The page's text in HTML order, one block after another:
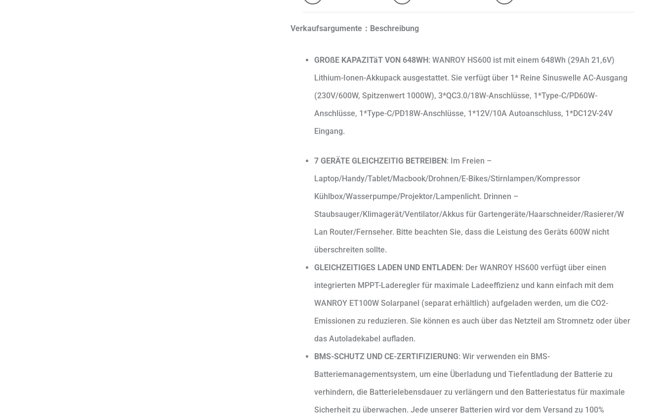
Verkaufsargumente：Beschreibung
GROßE KAPAZITäT VON 648WH: WANROY HS600 ist mit einem 648Wh (29Ah 21,6V)
Lithium-Ionen-Akkupack ausgestattet. Sie verfügt über 1* Reine Sinuswelle AC-Ausgang
(230V/600W, Spitzenwert 1000W), 3*QC3.0/18W-Anschlüsse, 1*Type-C/PD60W-
Anschlüsse, 1*Type-C/PD18W-Anschlüsse, 1*12V/10A Autoanschluss, 1*DC12V-24V
Eingang.
7 GERÄTE GLEICHZEITIG BETREIBEN: Im Freien –
Laptop/Handy/Tablet/Macbook/Drohnen/E-Bikes/Stirnlampen/Kompressor
Kühlbox/Wasserpumpe/Projektor/Lampenlicht. Drinnen –
Staubsauger/Klimagerät/Ventilator/Akkus für Gartengeräte/Haarschneider/Rasierer/W
Lan Router/Fernseher. Bitte beachten Sie, dass die Leistung des Geräts 600W nicht
überschreiten sollte.
GLEICHZEITIGES LADEN UND ENTLADEN: Der WANROY HS600 verfügt über einen
integrierten MPPT-Laderegler für maximale Ladeeffizienz und kann einfach mit dem
WANROY ET100W Solarpanel (separat erhältlich) aufgeladen werden, um die CO2-
Emissionen zu reduzieren. Sie können es auch über das Netzteil am Stromnetz oder über
das Autoladekabel aufladen.
BMS-SCHUTZ UND CE-ZERTIFIZIERUNG: Wir verwenden ein BMS-
Batteriemanagementsystem, um eine Überladung und Tiefentladung der Batterie zu
verhindern, die Batterielebensdauer zu verlängern und den Batteriestatus für maximale
Sicherheit zu überwachen. Jede unserer Batterien wird vor dem Versand zu 100%